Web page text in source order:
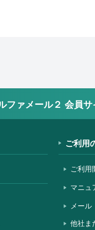
ファメール２ 会員サ
ご利用
ご利用
マニュ
メー
他社ま